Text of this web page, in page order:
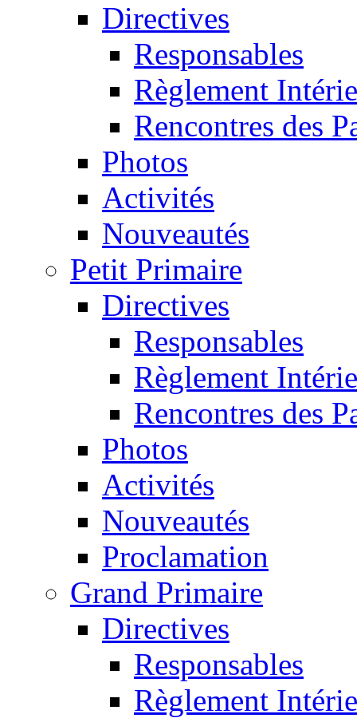
Directives
Responsables
Règlement
Rencontres des
Photos
Activités
Nouveautés
Petit Primaire
Directives
Responsables
Règlement
Rencontres des
Photos
Activités
Nouveautés
Proclamation
Grand Primaire
Directives
Responsables
Règlement